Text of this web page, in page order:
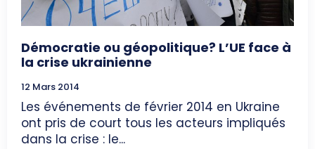
Démocratie ou géopolitique? L’UE face à
la crise ukrainienne
12 Mars 2014
Les événements de février 2014 en Ukraine
ont pris de court tous les acteurs impliqués
dans la crise : le...